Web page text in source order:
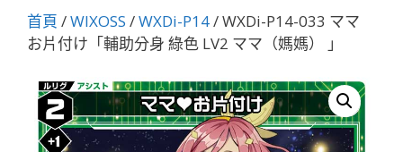
首頁 /WIXOSS /WXDi-P14/ WXDi-P14-033 ママ
お片付け「輔助分身 綠色 LV2 ママ（媽媽） 」